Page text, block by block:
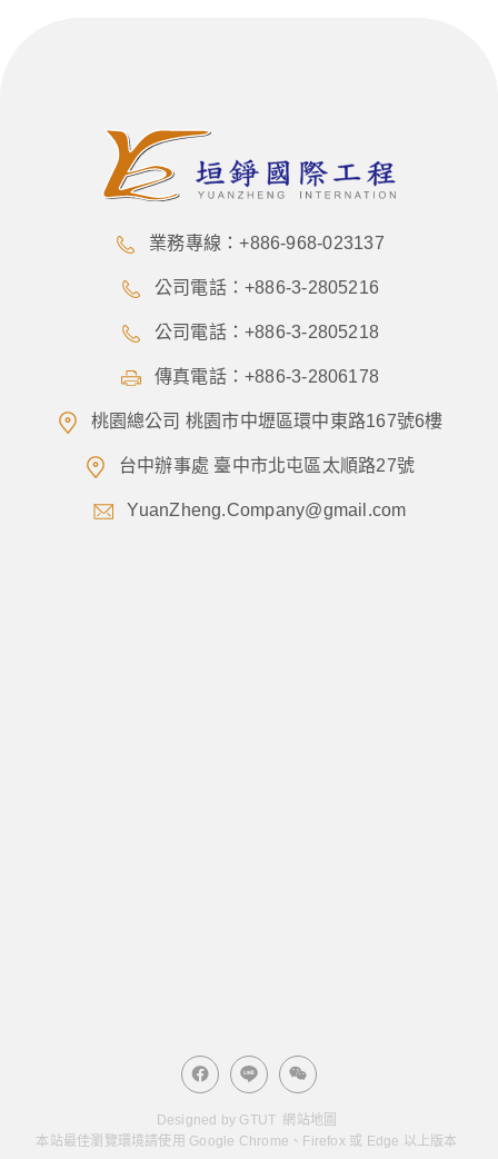
業務專線：+886-968-023137
公司電話：+886-3-2805216
公司電話：+886-3-2805218
傳真電話：+886-3-2806178
桃園總公司 桃園市中壢區環中東路167號6樓
台中辦事處 臺中市北屯區太順路27號
YuanZheng.Company@gmail.com
Designed by GTUT 網站地圖
本站最佳瀏覽環境請使用 Google Chrome、Firefox 或 Edge 以上版本